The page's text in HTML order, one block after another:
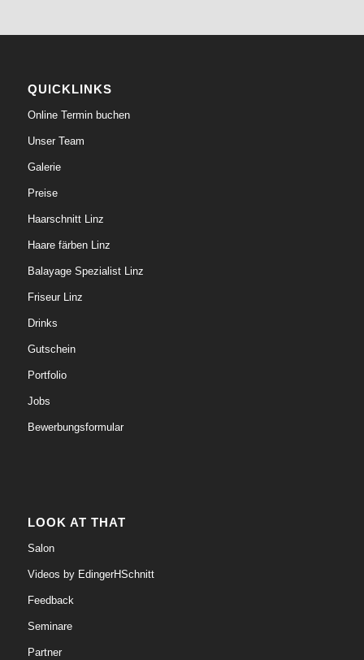
QUICKLINKS
Online Termin buchen
Unser Team
Galerie
Preise
Haarschnitt Linz
Haare färben Linz
Balayage Spezialist Linz
Friseur Linz
Drinks
Gutschein
Portfolio
Jobs
Bewerbungsformular
LOOK AT THAT
Salon
Videos by EdingerHSchnitt
Feedback
Seminare
Partner